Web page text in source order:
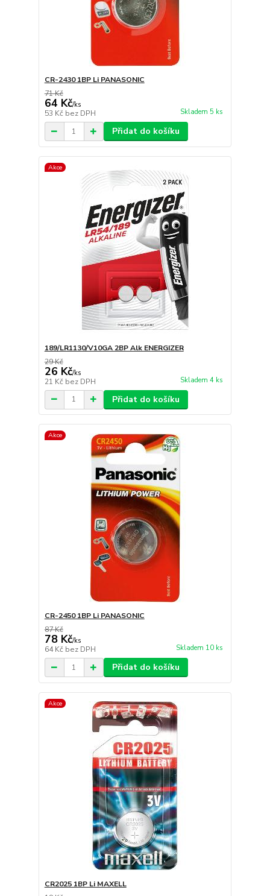
CR-2430 1BP Li PANASONIC
71 Kč
64 Kč/ks
53 Kč bez DPH Skladem 5 ks
Přidat do košíku
Akce
189/LR1130/V10GA 2BP Alk ENERGIZER
29 Kč
26 Kč/ks
21 Kč bez DPH Skladem 4 ks
Přidat do košíku
Akce
CR-2450 1BP Li PANASONIC
87 Kč
78 Kč/ks
64 Kč bez DPH Skladem 10 ks
Přidat do košíku
Akce
CR2025 1BP Li MAXELL